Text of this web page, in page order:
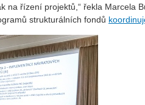
na řízení projektů,“ řekla Marcela
strukturálních fondů